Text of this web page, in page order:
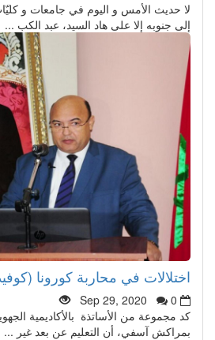
لا حديث الأمس و اليوم في جامعات و
إلى جنوبه إلا على هاد السيد، عبد الكب ...
اختلالات في محاربة كورونا (كوفيد19) بالأكاديم ...
Sep 29, 2020
0
كد مجموعة من الأساتذة بالأكاديمية الجهوية
بمراكش آسفي، أن التعليم عن بعد غير ...